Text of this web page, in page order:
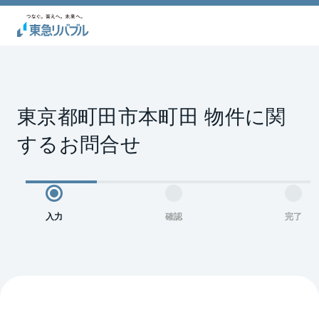
東京都町田市本町田 物件に関
するお問合せ
入力 確認 完了